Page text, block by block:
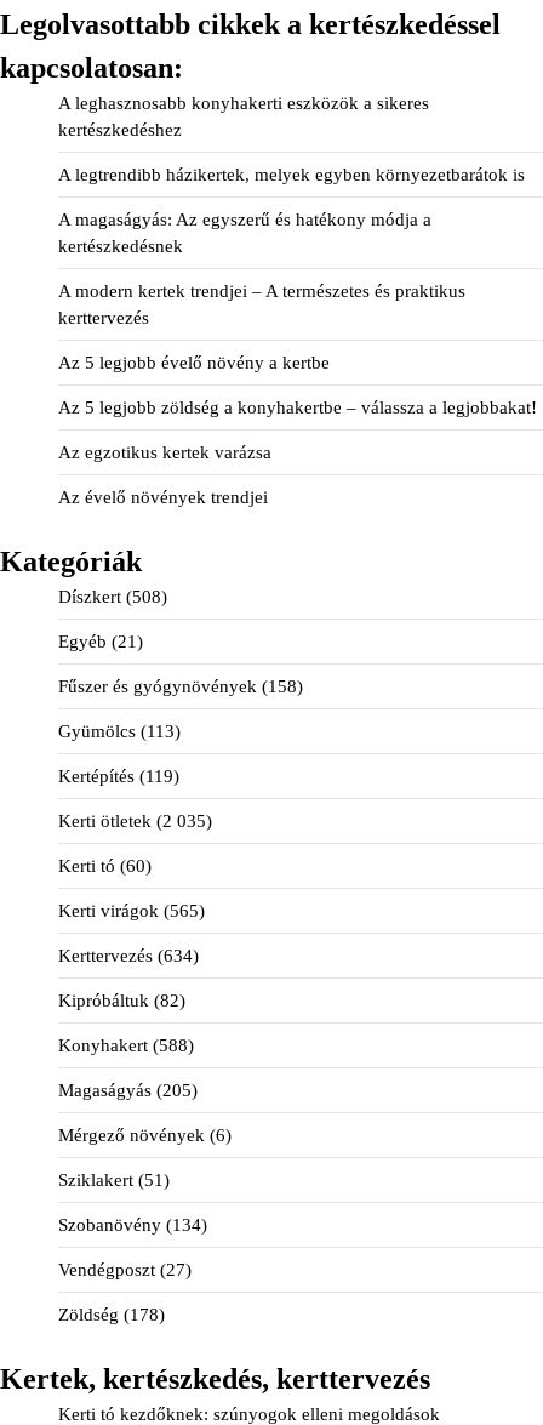
Legolvasottabb cikkek a kertészkedéssel
kapcsolatosan:
A leghasznosabb konyhakerti eszközök a sikeres
kertészkedéshez
A legtrendibb házikertek, melyek egyben környezetbarátok is
A magaságyás: Az egyszerű és hatékony módja a
kertészkedésnek
A modern kertek trendjei – A természetes és praktikus
kerttervezés
Az 5 legjobb évelő növény a kertbe
Az 5 legjobb zöldség a konyhakertbe – válassza a legjobbakat!
Az egzotikus kertek varázsa
Az évelő növények trendjei
Kategóriák
Díszkert (508)
Egyéb (21)
Fűszer és gyógynövények (158)
Gyümölcs (113)
Kertépítés (119)
Kerti ötletek (2 035)
Kerti tó (60)
Kerti virágok (565)
Kerttervezés (634)
Kipróbáltuk (82)
Konyhakert (588)
Magaságyás (205)
Mérgező növények (6)
Sziklakert (51)
Szobanövény (134)
Vendégposzt (27)
Zöldség (178)
Kertek, kertészkedés, kerttervezés
Kerti tó kezdőknek: szúnyogok elleni megoldások